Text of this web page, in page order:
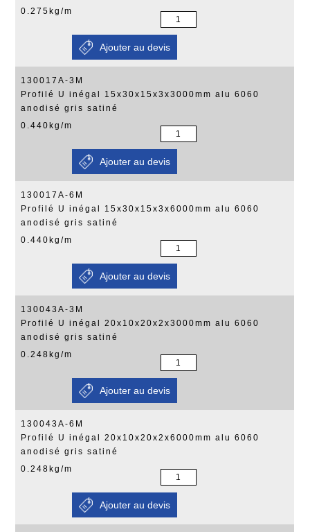
0.275kg/m
130017A-3M
Profilé U inégal 15x30x15x3x3000mm alu 6060
anodisé gris satiné
0.440kg/m
130017A-6M
Profilé U inégal 15x30x15x3x6000mm alu 6060
anodisé gris satiné
0.440kg/m
130043A-3M
Profilé U inégal 20x10x20x2x3000mm alu 6060
anodisé gris satiné
0.248kg/m
130043A-6M
Profilé U inégal 20x10x20x2x6000mm alu 6060
anodisé gris satiné
0.248kg/m